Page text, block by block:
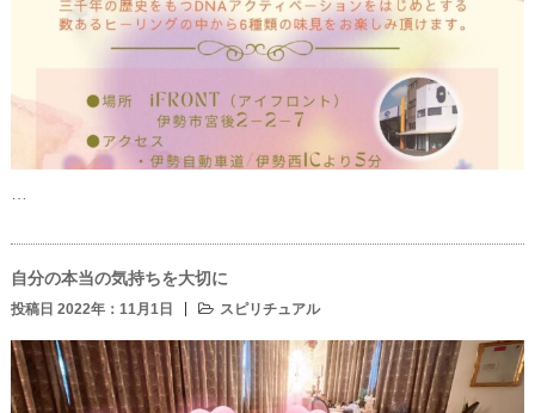
自分の本当の気持ちを大切に
投稿日 2022年：11月1日 スピリチュアル